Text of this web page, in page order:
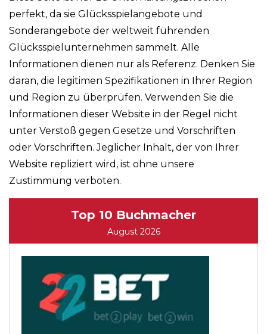
perfekt, da sie Glücksspielangebote und
Sonderangebote der weltweit führenden
Glücksspielunternehmen sammelt. Alle
Informationen dienen nur als Referenz. Denken Sie
daran, die legitimen Spezifikationen in Ihrer Region
und Region zu überprüfen. Verwenden Sie die
Informationen dieser Website in der Regel nicht
unter Verstoß gegen Gesetze und Vorschriften
oder Vorschriften. Jeglicher Inhalt, der von Ihrer
Website repliziert wird, ist ohne unsere
Zustimmung verboten.
Top 10 Buchmacher
August 2026